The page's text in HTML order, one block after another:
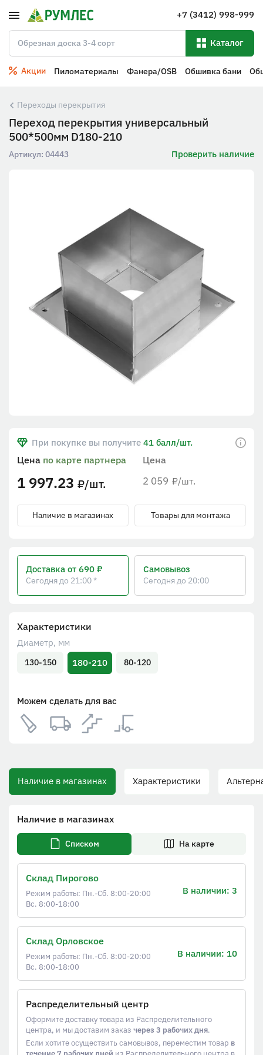
+7 (3412) 998-999
Каталог
Акции Пиломатериалы Фанера/OSB Обшивка бани
Переходы перекрытия
Переход перекрытия универсальный
500*500мм D180-210
Артикул: 04443 Проверить наличие
Характеристики
Диаметр, мм
130-150 180-210 80-120
Можем сделать для вас
При покупке вы получите 41 балл/шт.
Цена
2 059 ₽/шт.
Цена по карте партнера
1 997.23 ₽/шт.
Наличие в магазинах Товары для монтажа
Доставка от 690 ₽
Сегодня до 21:00 *
Самовывоз
Сегодня до 20:00
Наличие в магазинах Характеристики
Наличие в магазинах
Списком На карте
Склад Пирогово
Режим работы: Пн.-Сб. 8:00-20:00
Вс. 8:00-18:00
В наличии: 3
Склад Орловское
Режим работы: Пн.-Сб. 8:00-20:00
Вс. 8:00-18:00
В наличии: 10
Распределительный центр
Оформите доставку товара из Распределительного
центра, и мы доставим заказ через 3 рабочих дня.
Если хотите осуществить самовывоз, переместим товар в
течение 7 рабочих дней из Распределительного центра в